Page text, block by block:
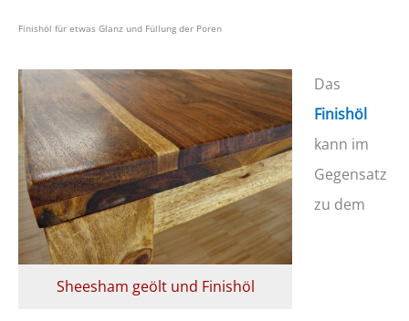
Finishöl für etwas Glanz und Füllung der Poren
Sheesham geölt und Finishöl
Das
Finishöl
kann im
Gegensatz
zu dem